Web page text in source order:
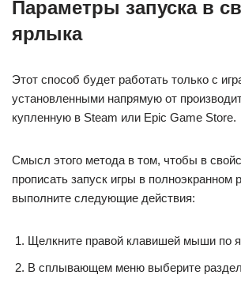
Параметры запуска в
ярлыка
Этот способ будет работать только с
установленными напрямую от
купленную в Steam или Epic Game Store.
Смысл этого метода в том, чтобы в
прописать запуск игры в полноэкранном
выполните следующие действия:
Щелкните правой клавишей мыши по
В сплывающем меню выберите